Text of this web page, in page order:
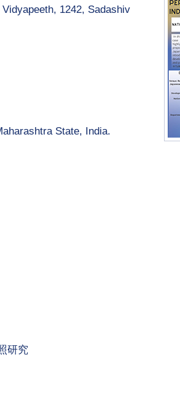
1242, Sadashiv
State, India.
研究